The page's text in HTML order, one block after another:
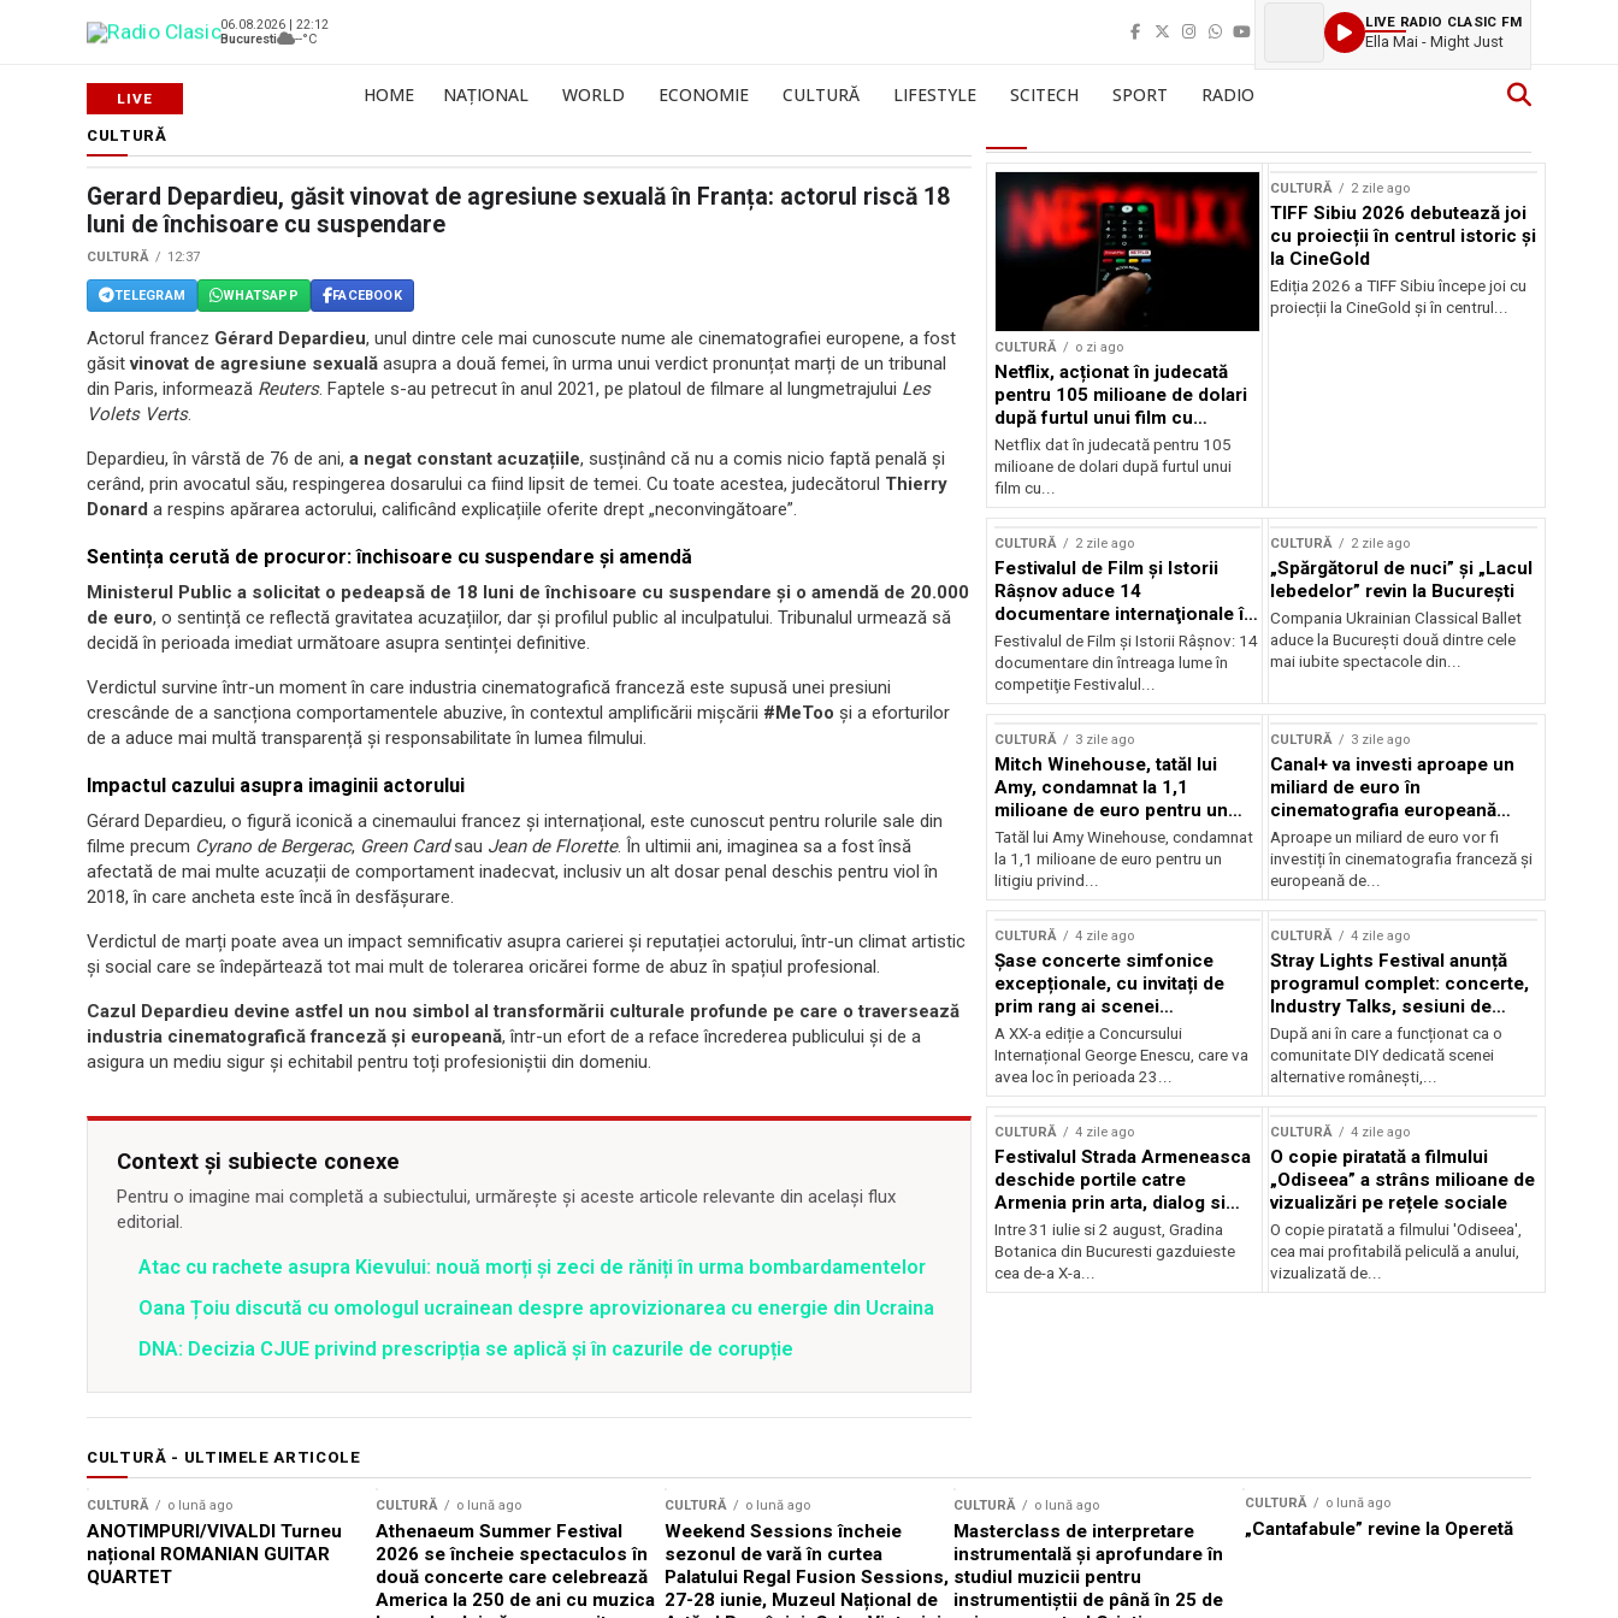
06.08.2026 | 22:12
Bucuresti
--°C
LIVE RADIO CLASIC FM
Ella Mai - Might Just
HOME NAȚIONAL WORLD ECONOMIE CULTURĂ LIFESTYLE SCITECH SPORT RADIO
CULTURĂ
Gerard Depardieu, găsit vinovat de agresiune sexuală în Franța: actorul riscă 18
luni de închisoare cu suspendare
CULTURĂ 12:37
TELEGRAM WHATSAPP FACEBOOK
Actorul francez Gérard Depardieu, unul dintre cele mai cunoscute nume ale cinematografiei europene, a fost
găsitvinovat de agresiune sexuală asupra a două femei, în urma unui verdict pronunțat marți de un tribunal
din Paris, informează Reuters. Faptele s-au petrecut în anul 2021, pe platoul de filmare al lungmetrajului Les
Volets Verts.
Depardieu, în vârstă de 76 de ani, a negat constant acuzațiile, susținând că nu a comis nicio faptă penală și
cerând, prin avocatul său, respingerea dosarului ca fiind lipsit de temei. Cu toate acestea, judecătorul Thierry
Donard a respins apărarea actorului, calificând explicațiile oferite drept „neconvingătoare”.
Sentința cerută de procuror: închisoare cu suspendare și amendă
Ministerul Public a solicitat o pedeapsă de 18 luni de închisoare cu suspendare și o amendă de 20.000
de euro, o sentință ce reflectă gravitatea acuzațiilor, dar și profilul public al inculpatului. Tribunalul urmează să
decidă în perioada imediat următoare asupra sentinței definitive.
Verdictul survine într-un moment în care industria cinematografică franceză este supusă unei presiuni
crescânde de a sancționa comportamentele abuzive, în contextul amplificării mișcării #MeToo și a eforturilor
de a aduce mai multă transparență și responsabilitate în lumea filmului.
Impactul cazului asupra imaginii actorului
Gérard Depardieu, o figură iconică a cinemaului francez și internațional, este cunoscut pentru rolurile sale din
filme precum Cyrano de Bergerac, Green Cardsau Jean de Florette. În ultimii ani, imaginea sa a fost însă
afectată de mai multe acuzații de comportament inadecvat, inclusiv un alt dosar penal deschis pentru viol în
2018, în care ancheta este încă în desfășurare.
Verdictul de marți poate avea un impact semnificativ asupra carierei și reputației actorului, într-un climat artistic
și social care se îndepărtează tot mai mult de tolerarea oricărei forme de abuz în spațiul profesional.
Cazul Depardieu devine astfel un nou simbol al transformării culturale profunde pe care o traversează
industria cinematografică franceză și europeană, într-un efort de a reface încrederea publicului și de a
asigura un mediu sigur și echitabil pentru toți profesioniștii din domeniu.
Context și subiecte conexe
Pentru o imagine mai completă a subiectului, urmărește și aceste articole relevante din același flux
editorial.
Atac cu rachete asupra Kievului: nouă morți și zeci de răniți în urma bombardamentelor
Oana Țoiu discută cu omologul ucrainean despre aprovizionarea cu energie din Ucraina
DNA: Decizia CJUE privind prescripția se aplică și în cazurile de corupție
CULTURĂ o zi ago
Netflix, acționat în judecată
pentru 105 milioane de dolari
după furtul unui film cu
Nicolas Cage
Netflix dat în judecată pentru 105
milioane de dolari după furtul unui
film cu...
CULTURĂ 2 zile ago
TIFF Sibiu 2026 debutează joi
cu proiecții în centrul istoric și
la CineGold
Ediția 2026 a TIFF Sibiu începe joi cu
proiecții la CineGold și în centrul...
CULTURĂ 2 zile ago
Festivalul de Film şi Istorii
Râşnov aduce 14
documentare internaţionale în
premieră
Festivalul de Film şi Istorii Râşnov: 14
documentare din întreaga lume în
competiţie Festivalul...
CULTURĂ 2 zile ago
„Spărgătorul de nuci” și „Lacul
lebedelor” revin la București
Compania Ukrainian Classical Ballet
aduce la București două dintre cele
mai iubite spectacole din...
CULTURĂ 3 zile ago
Mitch Winehouse, tatăl lui
Amy, condamnat la 1,1
milioane de euro pentru un
litigiu pierdut
Tatăl lui Amy Winehouse, condamnat
la 1,1 milioane de euro pentru un
litigiu privind...
CULTURĂ 3 zile ago
Canal+ va investi aproape un
miliard de euro în
cinematografia europeană
până în 2032
Aproape un miliard de euro vor fi
investiți în cinematografia franceză și
europeană de...
CULTURĂ 4 zile ago
Șase concerte simfonice
excepționale, cu invitați de
prim rang ai scenei
internaționale și ansambluri
orchestrale românești de
prestigiu, în programul
Concursului Enescu 2026
A XX-a ediție a Concursului
Internațional George Enescu, care va
avea loc în perioada 23...
CULTURĂ 4 zile ago
Stray Lights Festival anunță
programul complet: concerte,
Industry Talks, sesiuni de
audiție și noi opțiuni de
participare pentru public
După ani în care a funcționat ca o
comunitate DIY dedicată scenei
alternative românești,...
CULTURĂ 4 zile ago
Festivalul Strada Armeneasca
deschide portile catre
Armenia prin arta, dialog si
patrimoniu, intre 31 iulie si 2
august, la Gradina Botanica din
Bucuresti
Intre 31 iulie si 2 august, Gradina
Botanica din Bucuresti gazduieste
cea de-a X-a...
CULTURĂ 4 zile ago
O copie piratată a filmului
„Odiseea” a strâns milioane de
vizualizări pe rețele sociale
O copie piratată a filmului 'Odiseea',
cea mai profitabilă peliculă a anului,
vizualizată de...
CULTURĂ - ULTIMELE ARTICOLE
CULTURĂ o lună ago
ANOTIMPURI/VIVALDI Turneu
național ROMANIAN GUITAR
QUARTET
CULTURĂ o lună ago
Athenaeum Summer Festival
2026 se încheie spectaculos în
două concerte care celebrează
America la 250 de ani cu muzica
CULTURĂ o lună ago
Weekend Sessions încheie
sezonul de vară în curtea
Palatului Regal Fusion Sessions,
27-28 iunie, Muzeul Național de
CULTURĂ o lună ago
Masterclass de interpretare
instrumentală și aprofundare în
studiul muzicii pentru
instrumentiștii de până în 25 de
CULTURĂ o lună ago
„Cantafabule” revine la Operetă